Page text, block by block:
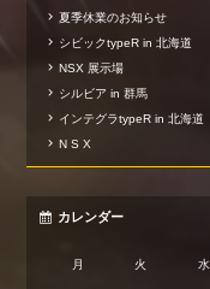
夏季休業のお知らせ
シビックtypeR in 北海道
NSX 展示場
シルビア in 群馬
インテグラtypeR in 北海道
N S X
カレンダー
月 火 水